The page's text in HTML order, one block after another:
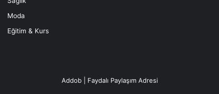
Moda
Eğitim & Kurs
Addob | Faydalı Paylaşım Adresi